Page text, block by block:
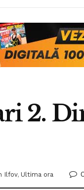
2.
Ilfov, Ultima ora